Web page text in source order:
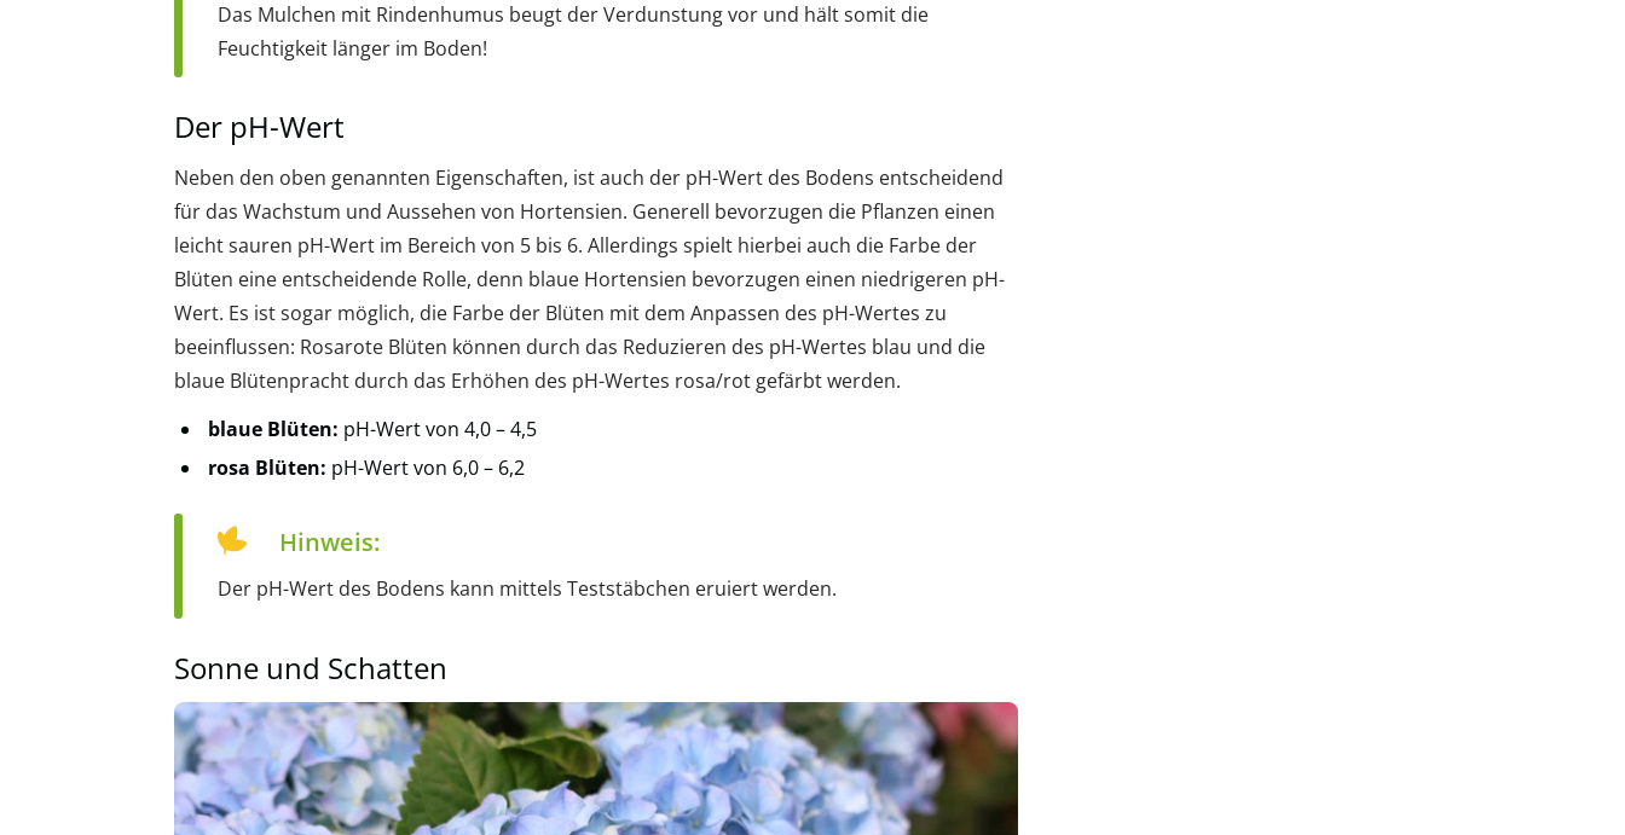
Das Mulchen mit Rindenhumus beugt der Verdunstung vor und hält somit die
Feuchtigkeit länger im Boden!
Der pH-Wert
Neben den oben genannten Eigenschaften, ist auch der pH-Wert des Bodens entscheidend
für das Wachstum und Aussehen von Hortensien. Generell bevorzugen die Pflanzen einen
leicht sauren pH-Wert im Bereich von 5 bis 6. Allerdings spielt hierbei auch die Farbe der
Blüten eine entscheidende Rolle, denn blaue Hortensien bevorzugen einen niedrigeren pH-
Wert. Es ist sogar möglich, die Farbe der Blüten mit dem Anpassen des pH-Wertes zu
beeinflussen: Rosarote Blüten können durch das Reduzieren des pH-Wertes blau und die
blaue Blütenpracht durch das Erhöhen des pH-Wertes rosa/rot gefärbt werden.
blaue Blüten: pH-Wert von 4,0 – 4,5
rosa Blüten: pH-Wert von 6,0 – 6,2
Hinweis:
Der pH-Wert des Bodens kann mittels Teststäbchen eruiert werden.
Sonne und Schatten